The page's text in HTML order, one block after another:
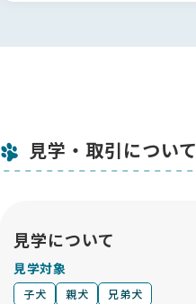
見学・取引について
見学について
見学対象
子犬 親犬 兄弟犬